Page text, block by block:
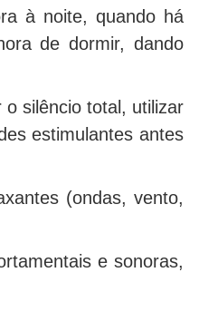
à noite, quando há
de dormir, dando
silêncio total, utilizar
estimulantes antes
(ondas, vento,
e sonoras,